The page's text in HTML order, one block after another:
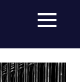
MENÜ